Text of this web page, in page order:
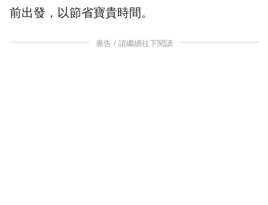
前出發，以節省寶貴時間。
廣告 / 請繼續往下閱讀